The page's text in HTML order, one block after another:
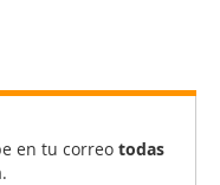
en tu correo todas